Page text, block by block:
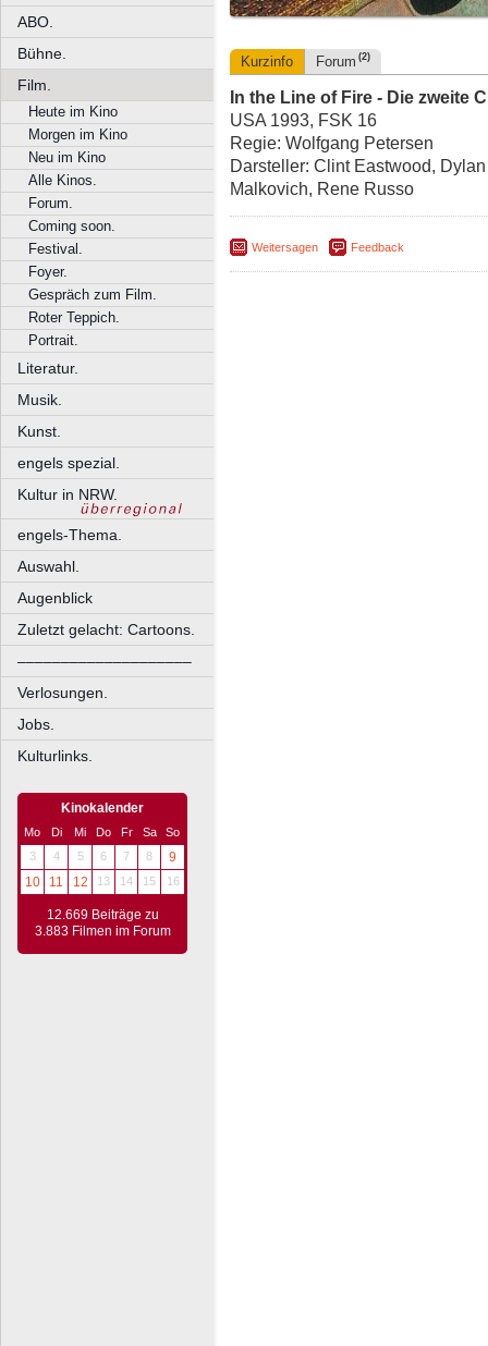
ABO.
Bühne.
Film.
Heute im Kino
Morgen im Kino
Neu im Kino
Alle Kinos.
Forum.
Coming soon.
Festival.
Foyer.
Gespräch zum Film.
Roter Teppich.
Portrait.
Literatur.
Musik.
Kunst.
engels spezial.
Kultur in NRW.
engels-Thema.
Auswahl.
Augenblick
Zuletzt gelacht: Cartoons.
––––––––––––––––––––
Verlosungen.
Jobs.
Kulturlinks.
Kinokalender
Mo Di Mi Do Fr Sa
So
3
4 5 6 7 8
9
10
11 12 13 14 15 16
12.669 Beiträge zu
3.883 Filmen im Forum
Kurzinfo Forum (2)
In the Line of Fire - Die zweite
USA 1993, FSK 16
Regie: Wolfgang Petersen
Darsteller: Clint Eastwood,
Malkovich, Rene Russo
Weitersagen Feedback